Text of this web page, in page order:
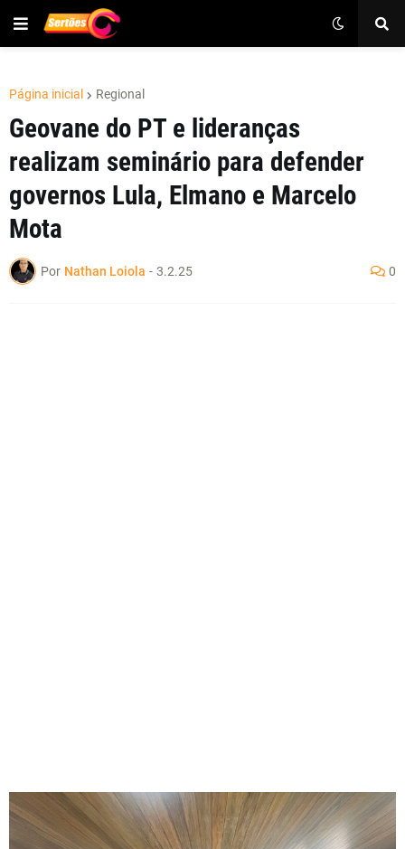
Página inicial Regional
Geovane do PT e lideranças
realizam seminário para defender
governos Lula, Elmano e Marcelo
Mota
Por Nathan Loiola - 3.2.25 0